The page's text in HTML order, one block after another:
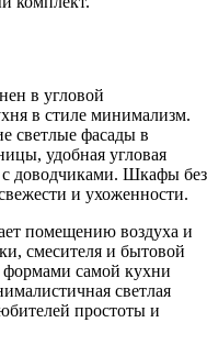
в угловой
в стиле минимализм.
светлые фасады в
удобная угловая
с доводчиками. Шкафы без
и ухоженности.
помещению воздуха и
смесителя и бытовой
самой кухни
светлая
простоты и